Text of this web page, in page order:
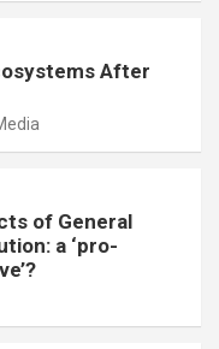
After
of General
a ‘pro-